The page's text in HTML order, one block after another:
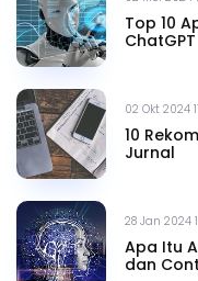
Top 10
02 Okt 2024
10
Jurnal
28 Jan 2024
Apa Itu
dan